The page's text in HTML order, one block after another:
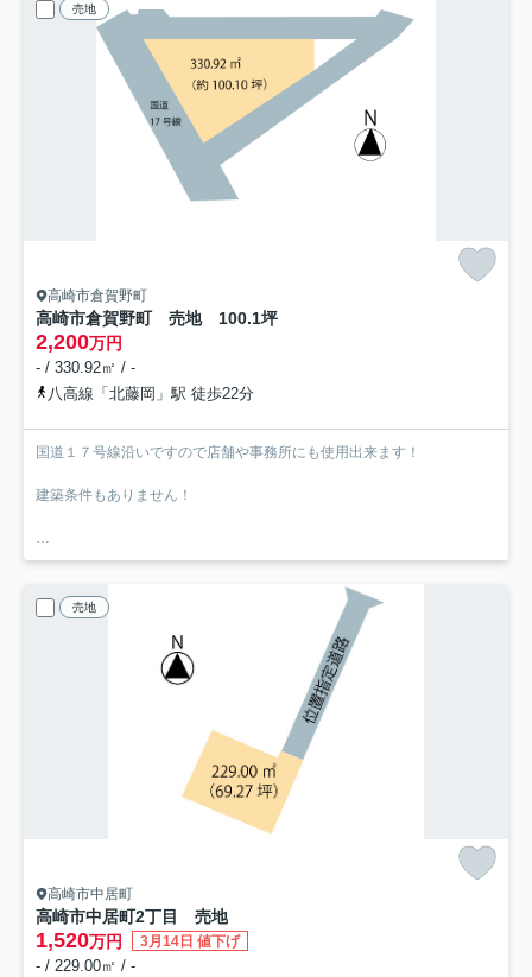
売地
高崎市倉賀野町
高崎市倉賀野町 売地 100.1坪
2,200万円
- / 330.92㎡ / -
八高線「北藤岡」駅 徒歩22分
国道１７号線沿いですので店舗や事務所にも使用出来ます！
建築条件もありません！
売地
高崎市中居町
高崎市中居町2丁目 売地
1,520万円 3月14日 値下げ
- / 229.00㎡ / -